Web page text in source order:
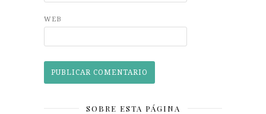
WEB
SOBRE ESTA PÁGINA